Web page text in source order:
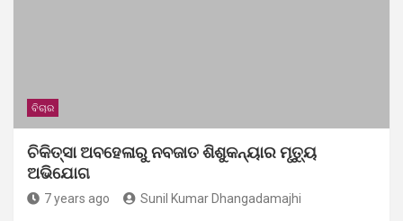
ବିଚାର
ଚିକିତ୍ସା ଅବହେଳାରୁ ନବଜାତ ଶିଶୁକନ୍ୟାର ମୃତ୍ୟୁ
ଅଭିଯୋଗ
7 years ago Sunil Kumar Dhangadamajhi